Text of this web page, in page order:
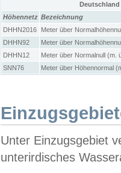
Höhennetz Bezeichnung
DHHN2016
Meter über
DHHN92
Meter über
DHHN12
Meter über Normalnull (m.
SNN76
Meter über Höhennormal
Unter Einzugsgebiet
unterirdisches